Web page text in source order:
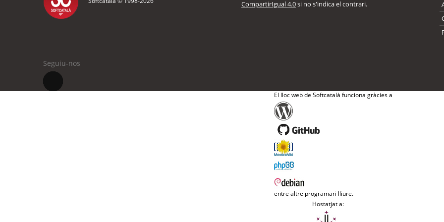
CompartirIgual 4.0si no s'indica el contrari.
Seguiu-nos
El lloc web de Softcatalà funciona gràcies a
entre altre programari lliure.
Hostatjat a: